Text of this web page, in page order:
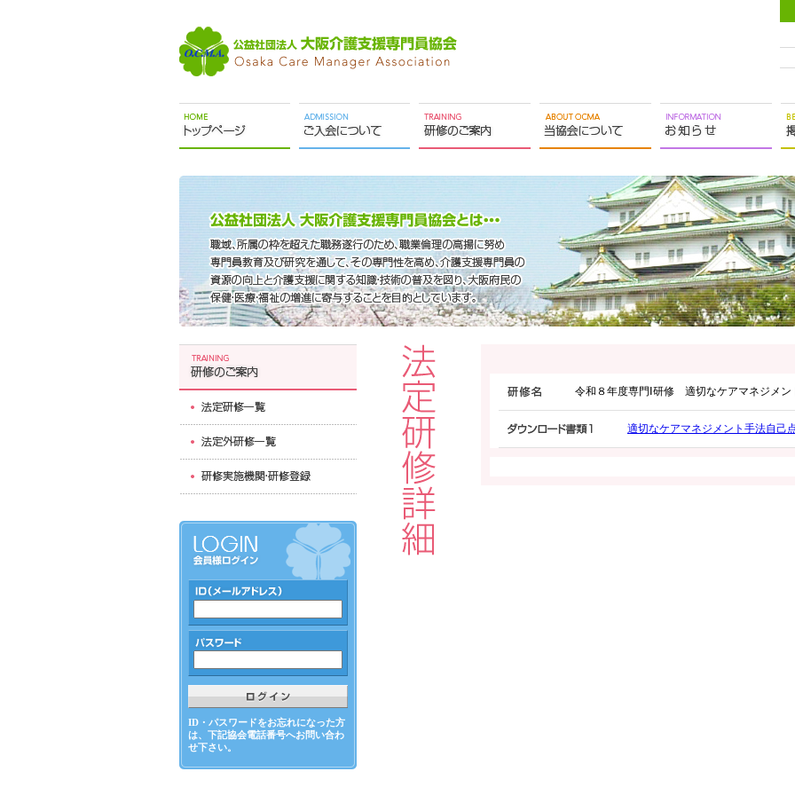
ID・パスワードをお忘れになった方
は、下記協会電話番号へお問い合わ
せ下さい。
令和８年度専門Ⅰ研修 適切なケアマネジメン
適切なケアマネジメント手法自己